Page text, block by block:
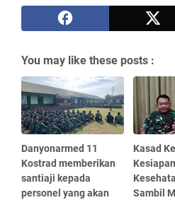
You may like these posts :
Danyonarmed 11
Kostrad memberikan
santiaji kepada
personel yang akan
Kasad
Sambil